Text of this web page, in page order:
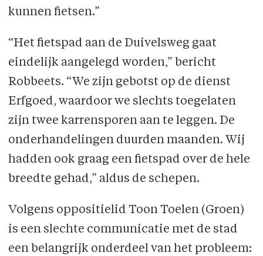
kunnen fietsen.”
“Het fietspad aan de Duivelsweg gaat
eindelijk aangelegd worden,” bericht
Robbeets. “We zijn gebotst op de dienst
Erfgoed, waardoor we slechts toegelaten
zijn twee karrensporen aan te leggen. De
onderhandelingen duurden maanden. Wij
hadden ook graag een fietspad over de hele
breedte gehad,” aldus de schepen.
Volgens oppositielid Toon Toelen (Groen)
is een slechte communicatie met de stad
een belangrijk onderdeel van het probleem: